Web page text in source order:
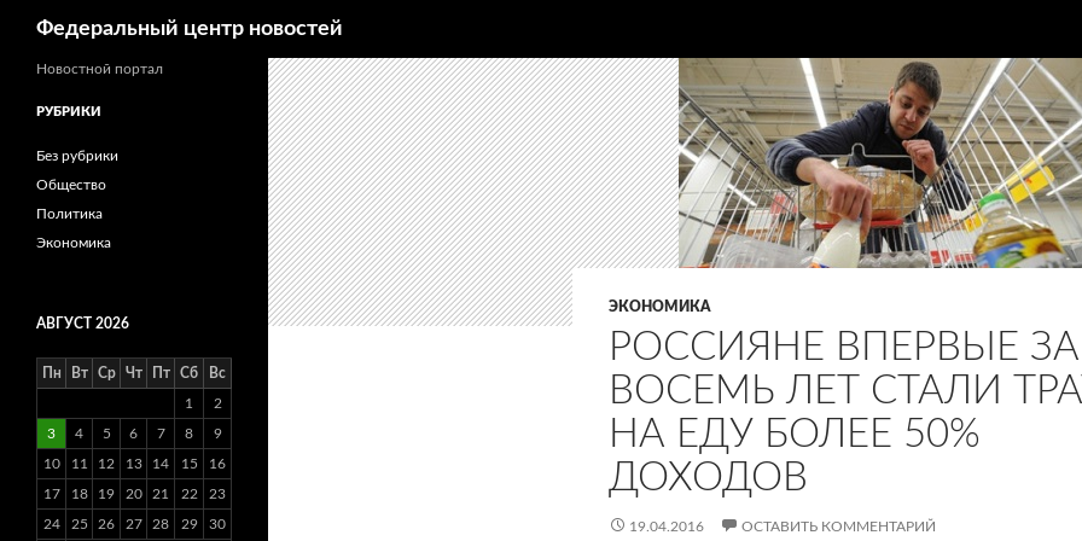
Федеральный центр новостей
ЭКОНОМИКА
РОССИЯНЕ ВПЕРВЫЕ ЗА
ВОСЕМЬ ЛЕТ СТАЛИ
НА ЕДУ БОЛЕЕ 50%
ДОХОДОВ
19.04.2016 ОСТАВИТЬ КОММЕНТАРИЙ
Новостной портал
РУБРИКИ
Без рубрики
Общество
Политика
Экономика
АВГУСТ 2026
Пн Вт Ср Чт Пт Сб Вс
1 2
3 4 5 6 7 8 9
10 11 12 13 14 15 16
17 18 19 20 21 22 23
24 25 26 27 28 29 30